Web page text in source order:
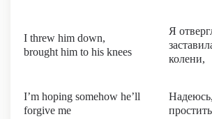
I threw him down,
brought him to his knees
Я
колени,
I’m hoping somehow he’ll
forgive me